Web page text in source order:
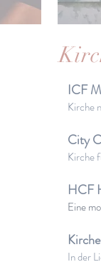
ICF
Kirche
City
Kirche
HCF
Eine
In der